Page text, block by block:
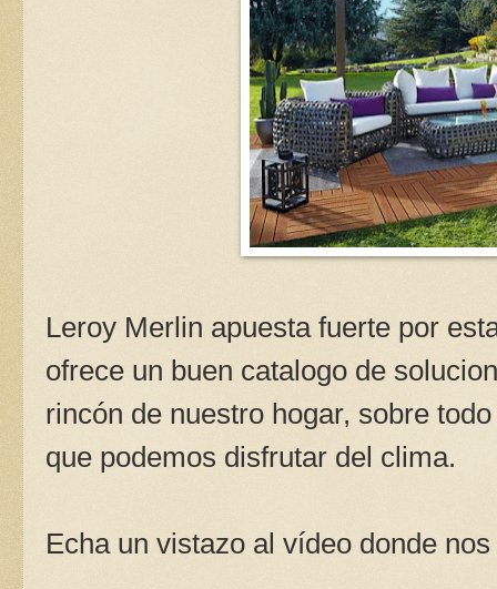
Leroy Merlin apuesta fuerte por
ofrece un buen catalogo de
rincón de nuestro hogar, sobre
que podemos disfrutar del clima.
Echa un vistazo al vídeo donde